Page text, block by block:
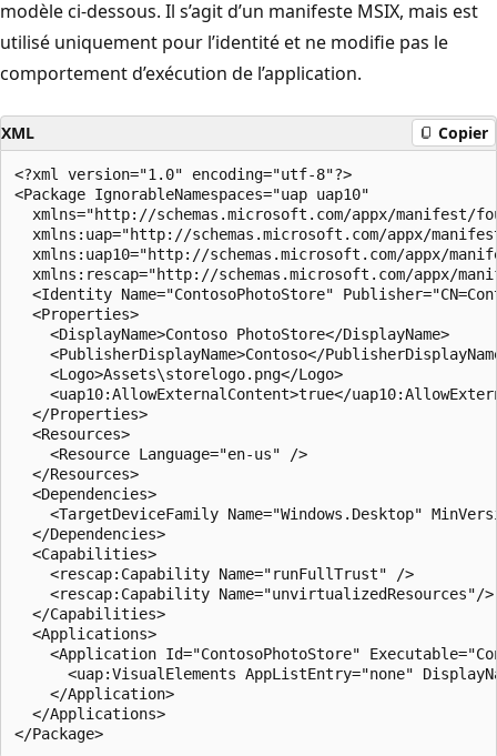
modèle ci-dessous. Il s’agit d’un manifeste MSIX, mais est
utilisé uniquement pour l’identité et ne modifie pas le
comportement d’exécution de l’application.
XML Copier
<?xml version="1.0" encoding="utf-8"?>
<Package IgnorableNamespaces="uap uap10"
xmlns="http://schemas.microsoft.com/appx/manifest/
xmlns:uap="http://schemas.microsoft.com/appx/
xmlns:uap10="http://schemas.microsoft.com/appx/
xmlns:rescap="http://schemas.microsoft.com/appx/
<Identity Name="ContosoPhotoStore"
  <Properties>
    <DisplayName>Contoso PhotoStore</DisplayName>
<PublisherDisplayName>Contoso</
    <Logo>Assets\storelogo.png</Logo>
<uap10:AllowExternalContent>true</
  </Properties>
  <Resources>
    <Resource Language="en-us" />
  </Resources>
  <Dependencies>
<TargetDeviceFamily Name="Windows.Desktop"
  </Dependencies>
  <Capabilities>
    <rescap:Capability Name="runFullTrust" />
    <rescap:Capability Name="unvirtualizedResources"/>
  </Capabilities>
  <Applications>
<Application Id="ContosoPhotoStore"
<uap:VisualElements AppListEntry="none"
    </Application>
  </Applications>